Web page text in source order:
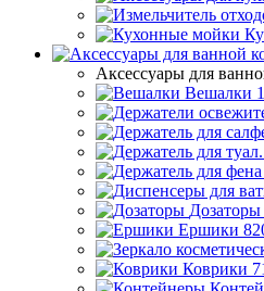
Аксессуары для
Вешалки
Дозаторы
Ершики
Коврики